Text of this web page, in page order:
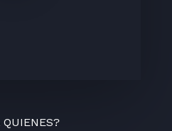
QUIENES?